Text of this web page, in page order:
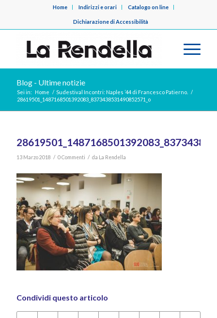
Home Indirizzi e orari Catalogo on line
Dichiarazione di Accessibilità
Blog - Ultime notizie
Sei in: Home / Sudestival Incontri: Naples ’44 di Francesco Patierno.
/
28619501_1487168501392083_8373438531490852571_o
13 Marzo 2018 / 0 Commenti / da La Rendella
Condividi questo articolo